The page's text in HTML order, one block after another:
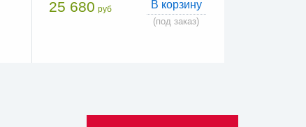
25 680 руб В корзину
(под заказ)